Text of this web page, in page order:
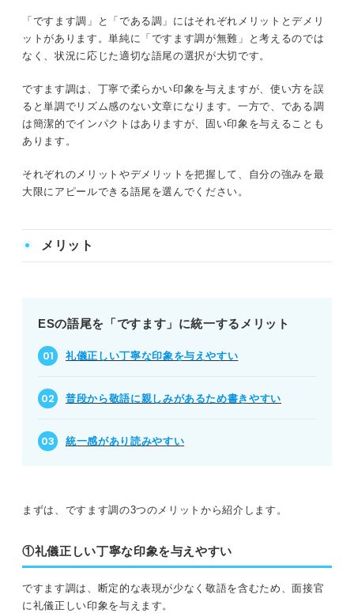
「ですます調」と「である調」にはそれぞれメリットとデメリ
ットがあります。単純に「ですます調が無難」と考えるのでは
なく、状況に応じた適切な語尾の選択が大切です。
ですます調は、丁寧で柔らかい印象を与えますが、使い方を誤
ると単調でリズム感のない文章になります。一方で、である調
は簡潔的でインパクトはありますが、固い印象を与えることも
あります。
それぞれのメリットやデメリットを把握して、自分の強みを最
大限にアピールできる語尾を選んでください。
メリット
ESの語尾を「ですます」に統一するメリット
礼儀正しい丁寧な印象を与えやすい
普段から敬語に親しみがあるため書きやすい
統一感があり読みやすい
まずは、ですます調の3つのメリットから紹介します。
①礼儀正しい丁寧な印象を与えやすい
ですます調は、断定的な表現が少なく敬語を含むため、面接官
に礼儀正しい印象を与えます。